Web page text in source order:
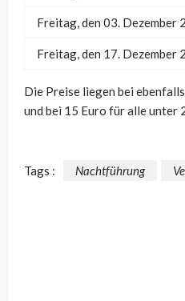
Freitag, den 03. Dezember
Freitag, den 17. Dezember
Die Preise liegen bei
und bei 15 Euro für alle unter
Tags : Nachtführung